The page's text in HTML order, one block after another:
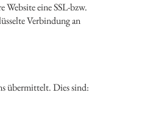
Website eine SSL-bzw.
Verbindung an
übermittelt. Dies sind: